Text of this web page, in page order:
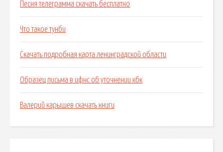
Песня телеграмма скачать бесплатно
Что такое тунби
Скачать подробная карта ленинградской области
Образец письма в ифнс об уточнении кбк
Валерий карышев скачать книги